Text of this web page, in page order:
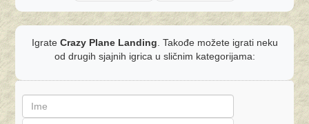
Igrate Crazy Plane Landing . Takođe možete igrati neku
od drugih sjajnih igrica u sličnim kategorijama: